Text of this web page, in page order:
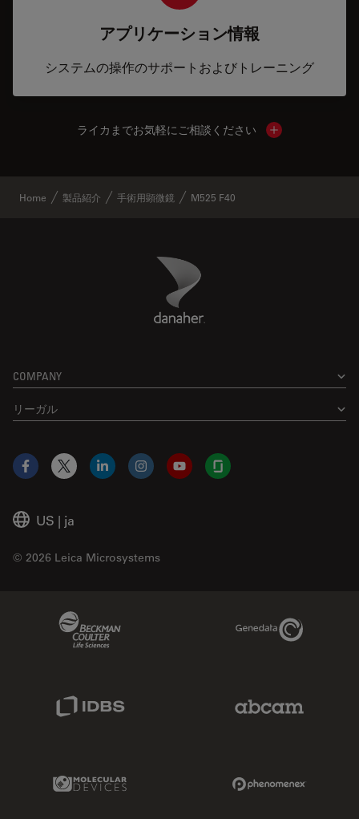
アプリケーション情報
システムの操作のサポートおよびトレーニング
ライカまでお気軽にご相談ください Show local
Home 製品紹介 手術用顕微鏡 M525 F40
Danaher Logo
COMPANY
リーガル
US | ja
© 2026 Leica Microsystems
Facebook
X LinkedInInstagramYouTubeGlassdoor
Genedata Link
Molecular Devices Link